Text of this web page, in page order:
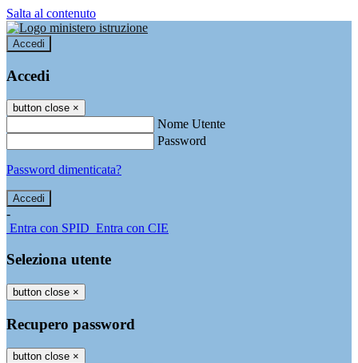
Salta al contenuto
Accedi
Accedi
button close ×
Nome Utente
Password
Password dimenticata?
-
Entra con SPID Entra con CIE
Seleziona utente
button close ×
Recupero password
button close ×